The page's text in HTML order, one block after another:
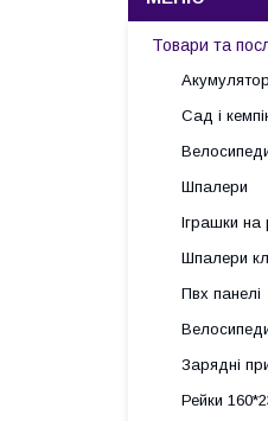
Товари та
Сад і
Шпалери
Іграшки на
Шпалери
Пвх панелі
Зарядні
Рейки